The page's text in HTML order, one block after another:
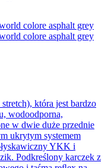
która jest bardzo
wodoodporna,
w dwie duże przednie
ukrytym systemem
YKK i
Podkreślony karczek z